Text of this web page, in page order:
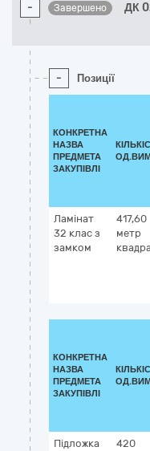
- Завершено ДК
- Позиції
КОНКРЕТНА
НАЗВА
ПРЕДМЕТА
ЗАКУПІВЛІ
Ламінат
32 клас з
замком
417,60
метр
КОНКРЕТНА
НАЗВА
ПРЕДМЕТА
ЗАКУПІВЛІ
Підложка
420